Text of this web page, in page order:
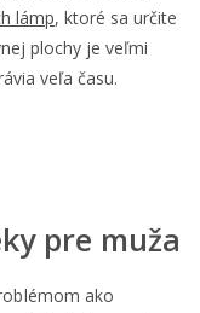
lámp, ktoré sa určite
plochy je veľmi
veľa času.
pre muža
ako